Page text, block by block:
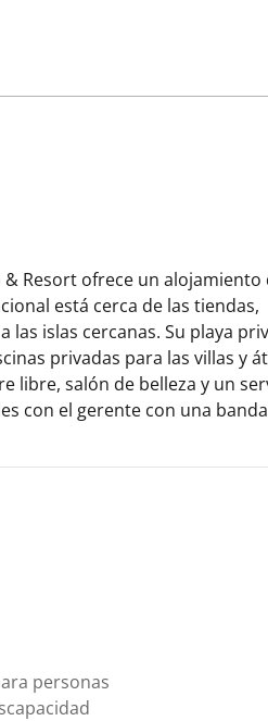
Resort ofrece un alojamiento
está cerca de las tiendas,
islas cercanas. Su playa
privadas para las villas y
libre, salón de belleza y un
con el gerente con una
personas